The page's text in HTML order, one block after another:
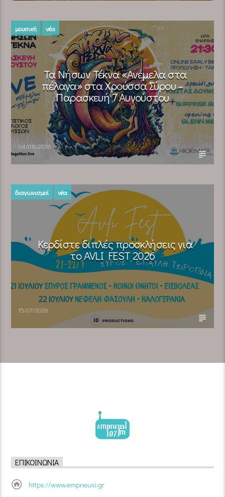
μουσική νέα
Τα Νήσων Τέκνα «Ανέμελα στα
πέλαγα» στα Χρούσσα Σύρου –
Παρασκευή 7 Αυγούστου
04/08/2026
διαγωνισμοί νέα
Κερδίστε διπλές προσκλήσεις για
το AVLI FEST 2026
15/07/2026
ΕΠΙΚΟΙΝΩΝΊΑ
https://www.empneusi.gr